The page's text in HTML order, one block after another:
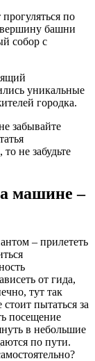
по
башни
собор с
уникальные
городка.
забывайте
не забудьте
машине –
– прилететь
от гида,
тут так
пытаться за
посещение
в небольшие
по пути.